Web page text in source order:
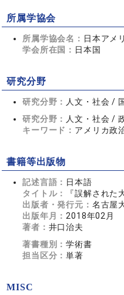
所属学協会
所属学協会名： 日本アメ
学会所在国： 日本国
研究分野
研究分野： 人文・社会 /
研究分野： 人文・社会 /
キーワード： アメリカ政
書籍等出版物
記述言語： 日本語
タイトル：
『誤解され
出版者・発行元： 名古屋
出版年月： 2018年02月
著者： 井口治夫
著書種別：学術書
担当区分：単著
MISC